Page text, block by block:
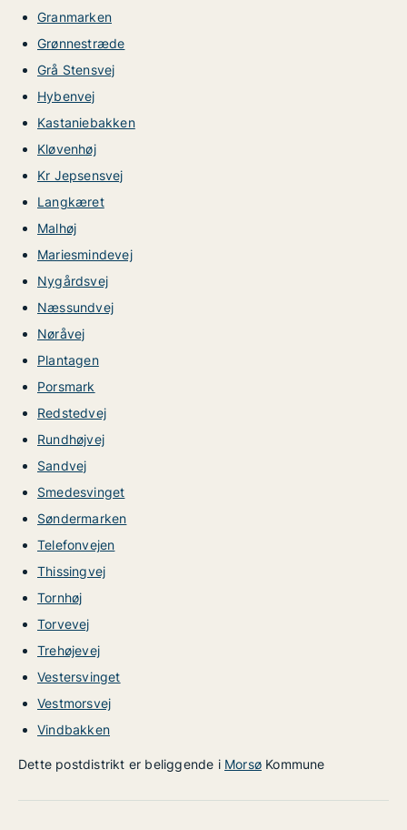
Granmarken
Grønnestræde
Grå Stensvej
Hybenvej
Kastaniebakken
Kløvenhøj
Kr Jepsensvej
Langkæret
Malhøj
Mariesmindevej
Nygårdsvej
Næssundvej
Nøråvej
Plantagen
Porsmark
Redstedvej
Rundhøjvej
Sandvej
Smedesvinget
Søndermarken
Telefonvejen
Thissingvej
Tornhøj
Torvevej
Trehøjevej
Vestersvinget
Vestmorsvej
Vindbakken
Dette postdistrikt er beliggende i Morsø Kommune